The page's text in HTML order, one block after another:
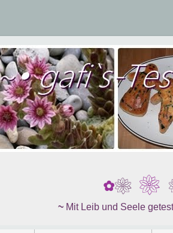
✿❀ ❀
~ Mit Leib und Seele